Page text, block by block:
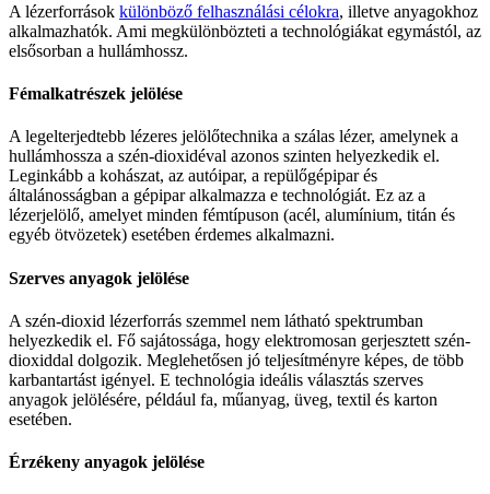
A lézerforrások különböző felhasználási célokra, illetve anyagokhoz
alkalmazhatók. Ami megkülönbözteti a technológiákat egymástól, az
elsősorban a hullámhossz.
Fémalkatrészek jelölése
A legelterjedtebb lézeres jelölőtechnika a szálas lézer, amelynek a
hullámhossza a szén-dioxidéval azonos szinten helyezkedik el.
Leginkább a kohászat, az autóipar, a repülőgépipar és
általánosságban a gépipar alkalmazza e technológiát. Ez az a
lézerjelölő, amelyet minden fémtípuson (acél, alumínium, titán és
egyéb ötvözetek) esetében érdemes alkalmazni.
Szerves anyagok jelölése
A szén-dioxid lézerforrás szemmel nem látható spektrumban
helyezkedik el. Fő sajátossága, hogy elektromosan gerjesztett szén-
dioxiddal dolgozik. Meglehetősen jó teljesítményre képes, de több
karbantartást igényel. E technológia ideális választás szerves
anyagok jelölésére, például fa, műanyag, üveg, textil és karton
esetében.
Érzékeny anyagok jelölése